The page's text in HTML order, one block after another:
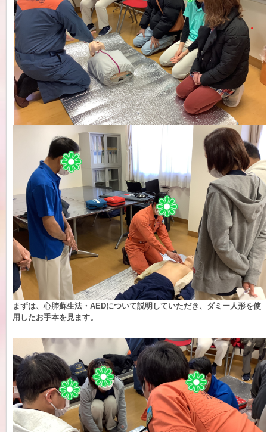
まずは、心肺蘇生法・AEDについて説明していただき、ダミー人形を使
用したお手本を見ます。